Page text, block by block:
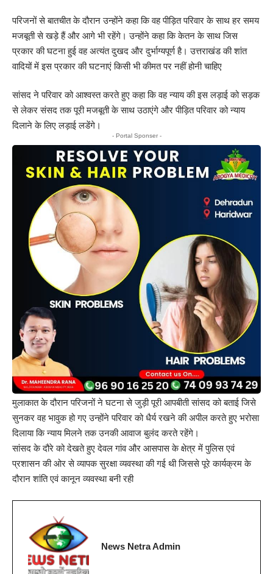
परिजनों से बातचीत के दौरान उन्होंने कहा कि वह पीड़ित परिवार के साथ हर समय
मजबूती से खड़े हैं और आगे भी रहेंगे। उन्होंने कहा कि केतन के साथ जिस
प्रकार की घटना हुई वह अत्यंत दुखद और दुर्भाग्यपूर्ण है। उत्तराखंड की शांत
वादियों में इस प्रकार की घटनाएं किसी भी कीमत पर नहीं होनी चाहिए
सांसद ने परिवार को आश्वस्त करते हुए कहा कि वह न्याय की इस लड़ाई को सड़क
से लेकर संसद तक पूरी मजबूती के साथ उठाएंगे और पीड़ित परिवार को न्याय
दिलाने के लिए लड़ाई लडेंगे।
- Portal Sponser -
मुलाकात के दौरान परिजनों ने घटना से जुड़ी पूरी आपबीती सांसद को बताई जिसे
सुनकर वह भावुक हो गए उन्होंने परिवार को धैर्य रखने की अपील करते हुए भरोसा
दिलाया कि न्याय मिलने तक उनकी आवाज बुलंद करते रहेंगे।
सांसद के दौरे को देखते हुए देवल गांव और आसपास के क्षेत्र में पुलिस एवं
प्रशासन की ओर से व्यापक सुरक्षा व्यवस्था की गई थी जिससे पूरे कार्यक्रम के
दौरान शांति एवं कानून व्यवस्था बनी रही
News Netra Admin